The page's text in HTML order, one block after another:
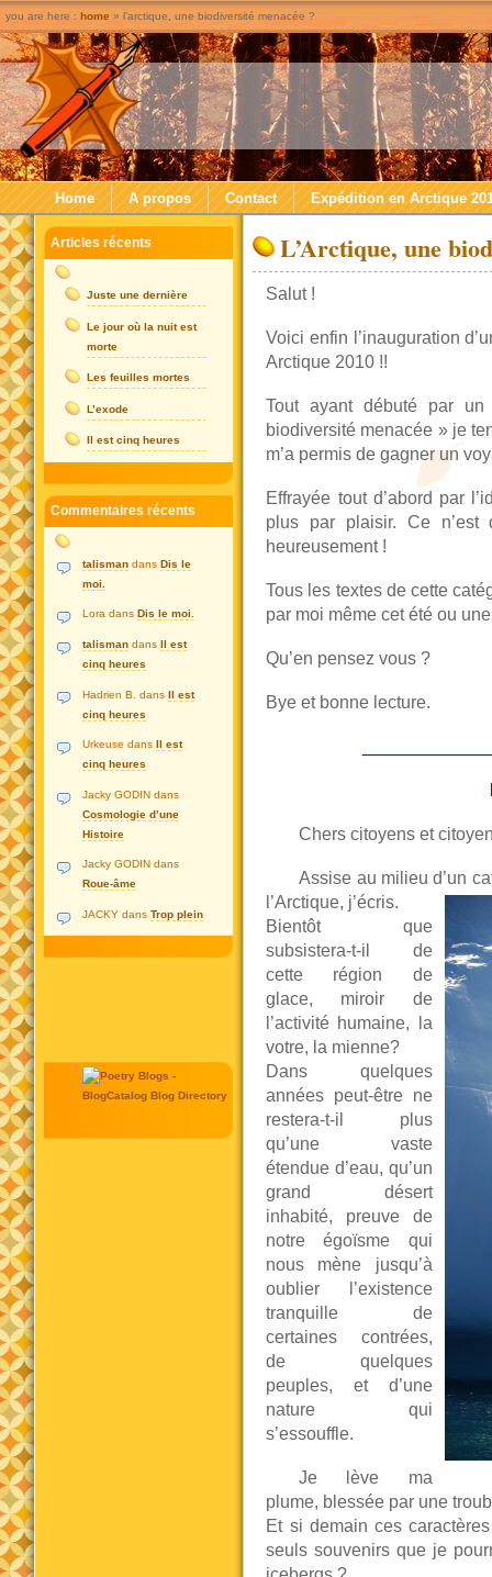
Home A propos Contact Expédition en Arctique
L’Arctique, une
Salut !
Voici enfin l’inauguration
Arctique 2010 !!
Tout ayant débuté par
biodiversité menacée » je
m’a permis de gagner un
Effrayée tout d’abord par
plus par plaisir. Ce
heureusement !
Tous les textes de cette
par moi même cet été ou
Qu’en pensez vous ?
Bye et bonne lecture.
Chers citoyens et
Assise au milieu d’un
l’Arctique, j’écris.
Bientôt que
subsistera-t-il de
cette région de
glace, miroir de
l’activité humaine, la
votre, la mienne?
Dans quelques
années peut-être ne
restera-t-il plus
qu’une vaste
étendue d’eau, qu’un
grand désert
inhabité, preuve de
notre égoïsme qui
nous mène jusqu’à
oublier l’existence
tranquille de
certaines contrées,
de quelques
peuples, et d’une
nature qui
s’essouffle.
Je lève ma
plume, blessée par une
Et si demain ces
seuls souvenirs que je
Articles récents
Juste une dernière
Le jour où la nuit est
morte
Les feuilles mortes
L’exode
Il est cinq heures
Commentaires récents
talismandans Dis le
moi.
Lora dans Dis le moi.
talismandans Il est
cinq heures
Hadrien B. dans Il est
cinq heures
Urkeuse dans Il est
cinq heures
Jacky GODIN dans
Cosmologie d’une
Histoire
Jacky GODIN dans
Roue-âme
JACKY dans Trop plein
you are here : home » l’arctique, une biodiversité menacée ?